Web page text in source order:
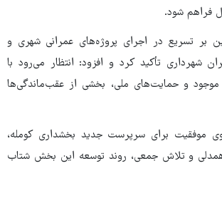
فراهم شود.
بر تسریع در اجرای پروژه‌های عمرانی شهری و
شهرداری تأکید کرد و افزود: انتظار می‌رود با
موجود و حمایت‌های ملی، بخشی از عقب‌ماندگی‌ها
موفقیت برای سرپرست جدید بخشداری کومله،
همدلی و تلاش جمعی، روند توسعه این بخش شتاب